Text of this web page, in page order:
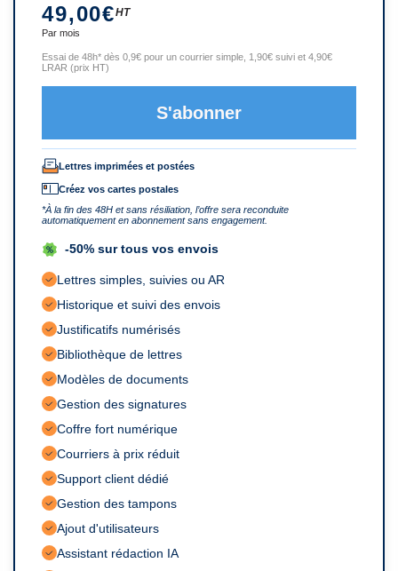
49,00€HT
Par mois
Essai de 48h* dès 0,9€ pour un courrier simple, 1,90€ suivi et 4,90€
LRAR (prix HT)
S'abonner
Lettres imprimées et postées
Créez vos cartes postales
*À la fin des 48H et sans résiliation, l’offre sera reconduite
automatiquement en abonnement sans engagement.
-50% sur tous vos envois
Bibliothèque de lettres
Modèles de documents
Gestion des signatures
Courriers à prix réduit
Support client dédié
Gestion des tampons
Ajout d'utilisateurs
Assistant rédaction IA